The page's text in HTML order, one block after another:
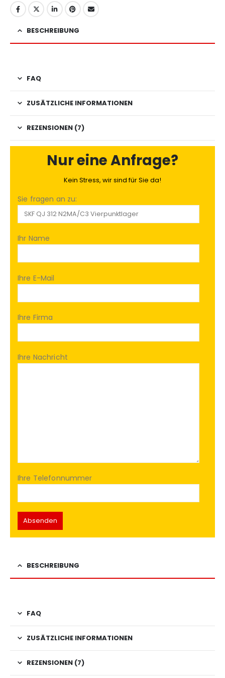
BESCHREIBUNG
FAQ
ZUSÄTZLICHE INFORMATIONEN
REZENSIONEN (7)
Nur eine Anfrage?
Kein Stress, wir sind für Sie da!
Sie fragen an zu:
Ihr Name
Ihre E-Mail
Ihre Firma
Ihre Nachricht
Ihre Telefonnummer
BESCHREIBUNG
FAQ
ZUSÄTZLICHE INFORMATIONEN
REZENSIONEN (7)